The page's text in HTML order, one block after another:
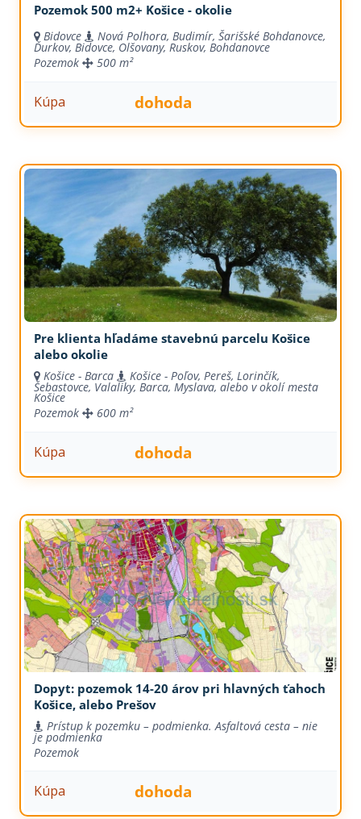
Pozemok 500 m2+ Košice - okolie
Bidovce Nová Polhora, Budimír, Šarišské Bohdanovce,
Ďurkov, Bidovce, Olšovany, Ruskov, Bohdanovce
Pozemok
500 m²
Kúpa dohoda
Pre klienta hľadáme stavebnú parcelu Košice
alebo okolie
Košice - Barca Košice - Poľov, Pereš, Lorinčík,
Šebastovce, Valaliky, Barca, Myslava, alebo v okolí mesta
Košice
Pozemok
600 m²
Kúpa dohoda
Dopyt: pozemok 14-20 árov pri hlavných ťahoch
Košice, alebo Prešov
Prístup k pozemku – podmienka. Asfaltová cesta – nie
je podmienka
Pozemok
Kúpa dohoda